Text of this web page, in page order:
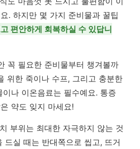
. 하지만 몇 가지 준비물과 꿀팁
편안하게 회복하실 수 있답니
꼭 필요한 준비물부터 챙겨볼까
위한 죽이나 수프, 그리고 충분한
나 이온음료는 필수예요. 통증
약도 잊지 마세요!
부위는 최대한 자극하지 않는 것
드실 때는 반대쪽으로 씹고, 뜨거